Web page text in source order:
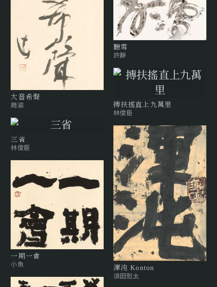
⼤⾳希聲
周渝
三省
林俊臣
一期一會
小魚
聽雪
許靜
摶扶搖直上九萬里
林俊臣
渾沌 Konton
須田剋太